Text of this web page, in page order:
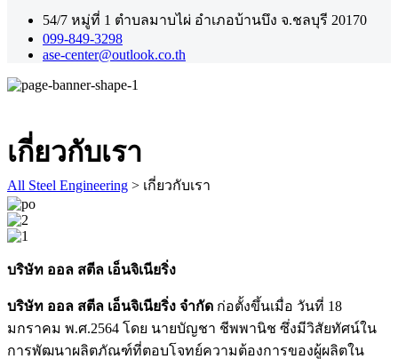
54/7 หมู่ที่ 1 ตำบลมาบไผ่ อำเภอบ้านบึง จ.ชลบุรี 20170
099-849-3298
ase-center@outlook.co.th
เกี่ยวกับเรา
All Steel Engineering > เกี่ยวกับเรา
บริษัท ออล สตีล เอ็นจิเนียริ่ง
บริษัท ออล สตีล เอ็นจิเนียริ่ง จำกัด ก่อตั้งขึ้นเมื่อ วันที่ 18
มกราคม พ.ศ.2564 โดย นายบัญชา ชีพพานิช ซึ่งมีวิสัยทัศน์ใน
การพัฒนาผลิตภัณฑ์ที่ตอบโจทย์ความต้องการของผู้ผลิตใน